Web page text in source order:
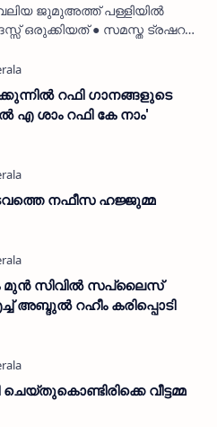
വലിയ ജുമുഅത്ത് പള്ളിയിൽ
ഒരുക്കിയത് ● സമസ്ത ട്രഷറർ
റഫി ഗാനങ്ങളുടെ
എ ശാം റഫി കേ നാം'
നഫീസ ഹജ്ജുമ്മ
മുൻ സിവില്‍ സപ്ലൈസ്
അബ്ദുൽ റഹീം കരിപ്പൊടി
വീട്ടമ്മ